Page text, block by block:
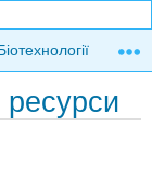
ресурси